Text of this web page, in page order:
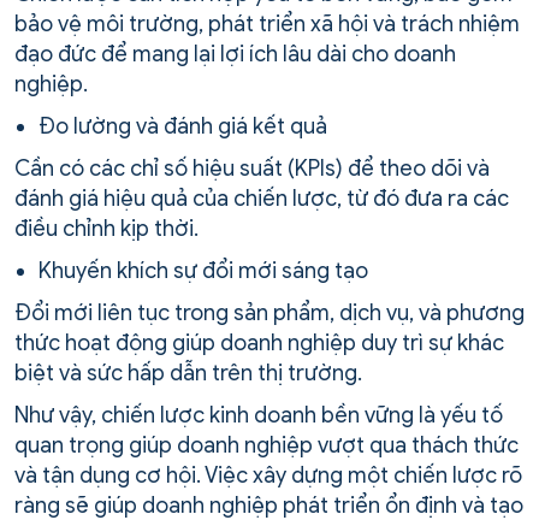
bảo vệ môi trường, phát triển xã hội và trách nhiệm
đạo đức để mang lại lợi ích lâu dài cho doanh
nghiệp.
Đo lường và đánh giá kết quả
Cần có các chỉ số hiệu suất (KPIs) để theo dõi và
đánh giá hiệu quả của chiến lược, từ đó đưa ra các
điều chỉnh kịp thời.
Khuyến khích sự đổi mới sáng tạo
Đổi mới liên tục trong sản phẩm, dịch vụ, và phương
thức hoạt động giúp doanh nghiệp duy trì sự khác
biệt và sức hấp dẫn trên thị trường.
Như vậy, chiến lược kinh doanh bền vững là yếu tố
quan trọng giúp doanh nghiệp vượt qua thách thức
và tận dụng cơ hội. Việc xây dựng một chiến lược rõ
ràng sẽ giúp doanh nghiệp phát triển ổn định và tạo